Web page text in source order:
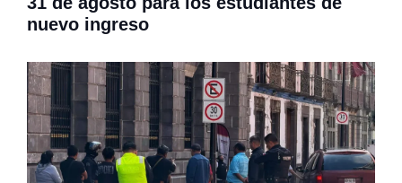
nuevo ingreso